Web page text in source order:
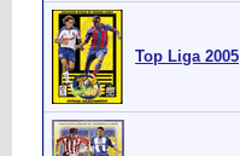
Top Liga 2005